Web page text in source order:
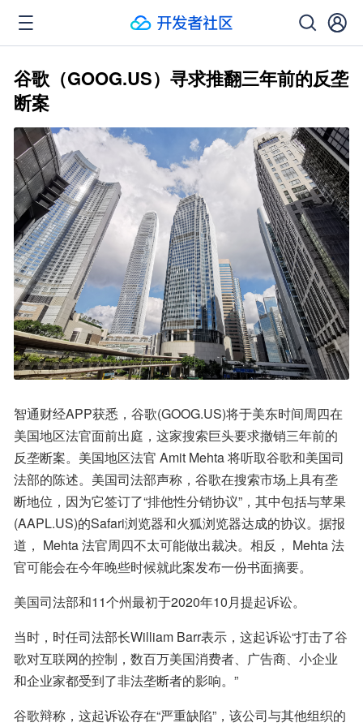
谷歌（GOOG.US）寻求推翻三年前的反垄
断案
智通财经APP获悉，谷歌(GOOG.US)将于美东时间周四在
美国地区法官面前出庭，这家搜索巨头要求撤销三年前的
反垄断案。美国地区法官 Amit Mehta 将听取谷歌和美国司
法部的陈述。美国司法部声称，谷歌在搜索市场上具有垄
断地位，因为它签订了“排他性分销协议”，其中包括与苹果
(AAPL.US)的Safari浏览器和火狐浏览器达成的协议。据报
道， Mehta 法官周四不太可能做出裁决。相反， Mehta 法
官可能会在今年晚些时候就此案发布一份书面摘要。
美国司法部和11个州最初于2020年10月提起诉讼。
当时，时任司法部长William Barr表示，这起诉讼“打击了谷
歌对互联网的控制，数百万美国消费者、广告商、小企业
和企业家都受到了非法垄断者的影响。”
谷歌辩称，这起诉讼存在“严重缺陷”，该公司与其他组织的